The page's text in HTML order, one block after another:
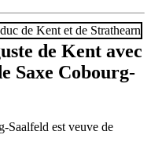
de Kent avec
Saxe Cobourg-
Saalfeld est veuve de